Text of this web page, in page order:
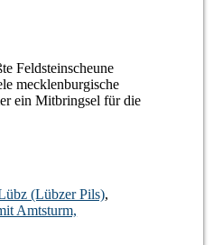
Feldsteinscheune
mecklenburgische
ein Mitbringsel für die
(Lübzer Pils),
Amtsturm,